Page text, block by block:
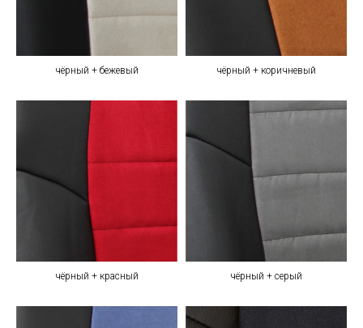
чёрный + бежевый чёрный + коричневый
чёрный + красный чёрный + серый